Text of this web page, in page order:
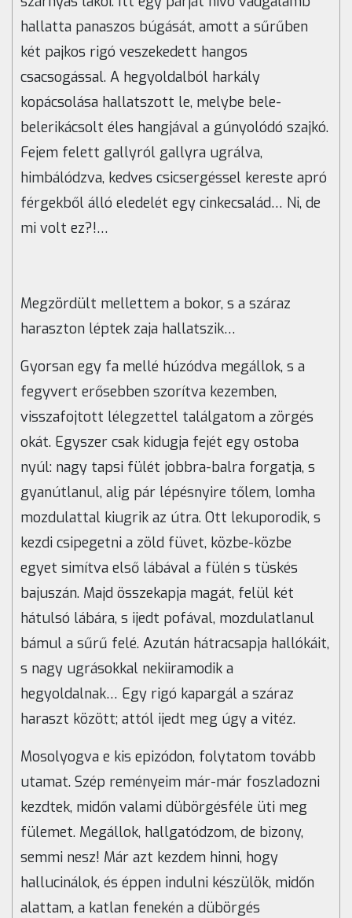
hallatta panaszos búgását, amott a sűrűben
két pajkos rigó veszekedett hangos
csacsogással. A hegyoldalból harkály
kopácsolása hallatszott le, melybe bele-
belerikácsolt éles hangjával a gúnyolódó szajkó.
Fejem felett gallyról gallyra ugrálva,
himbálódzva, kedves csicsergéssel kereste apró
férgekből álló eledelét egy cinkecsalád… Ni, de
mi volt ez?!…
Megzördült mellettem a bokor, s a száraz
haraszton léptek zaja hallatszik…
Gyorsan egy fa mellé húzódva megállok, s a
fegyvert erősebben szorítva kezemben,
visszafojtott lélegzettel találgatom a zörgés
okát. Egyszer csak kidugja fejét egy ostoba
nyúl: nagy tapsi fülét jobbra-balra forgatja, s
gyanútlanul, alig pár lépésnyire tőlem, lomha
mozdulattal kiugrik az útra. Ott lekuporodik, s
kezdi csipegetni a zöld füvet, közbe-közbe
egyet simítva első lábával a fülén s tüskés
bajuszán. Majd összekapja magát, felül két
hátulsó lábára, s ijedt pofával, mozdulatlanul
bámul a sűrű felé. Azután hátracsapja hallókáit,
s nagy ugrásokkal nekiiramodik a
hegyoldalnak… Egy rigó kapargál a száraz
haraszt között; attól ijedt meg úgy a vitéz.
Mosolyogva e kis epizódon, folytatom tovább
utamat. Szép reményeim már-már foszladozni
kezdtek, midőn valami dübörgésféle üti meg
fülemet. Megállok, hallgatódzom, de bizony,
semmi nesz! Már azt kezdem hinni, hogy
hallucinálok, és éppen indulni készülök, midőn
alattam, a katlan fenekén a dübörgés